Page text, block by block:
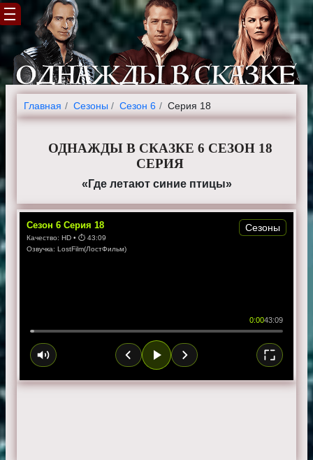
Главная Cезоны Сезон 6 Серия 18
ОДНАЖДЫ В СКАЗКЕ 6 СЕЗОН 18
СЕРИЯ
«Где летают синие птицы»
Сезон 6 Серия 18
Качество: HD • ⏱ 43:09
Озвучка: LostFilm(ЛостФильм)
0:0043:09
Сезоны